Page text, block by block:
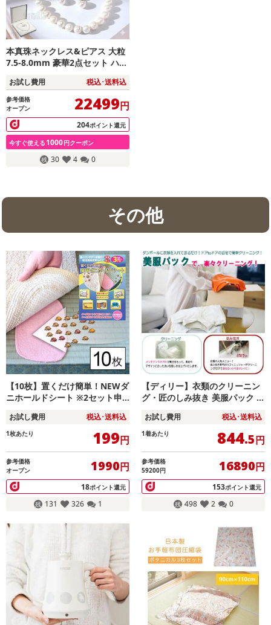
本真珠ネックレス&ピアス 大粒
7.5-8.0mm 豪華2点セット ハー
お試し費用 税込･送料込
参考価格
オープン
22499円
204ポイント還元
今すぐ使える 1000円クーポン
30 4 0
その他
【10枚】置くだけ簡単！NEWダ
ニホールドシート ※2セット申
お試し費用 税込･送料込
1枚あたり 199円
参考価格
オープン
1990円
18ポイント還元
131 326 1
【ディリー】衣類のクリーニン
グ・匠のしみ抜き 美服パック 2
お試し費用 税込･送料込
1着あたり 844.5円
参考価格
59200円
16890円
153ポイント還元
498 2 0